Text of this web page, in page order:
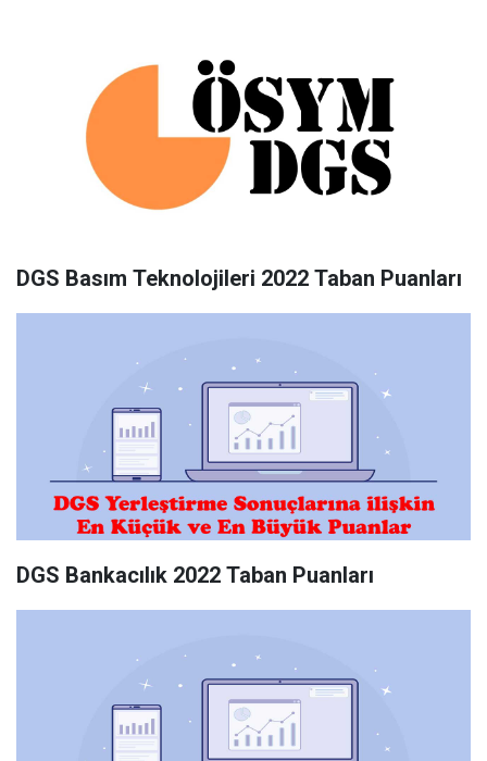
DGS Basım Teknolojileri 2022 Taban Puanları
DGS Bankacılık 2022 Taban Puanları